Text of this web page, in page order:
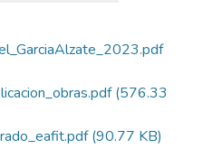
(576.33
(90.77 KB)